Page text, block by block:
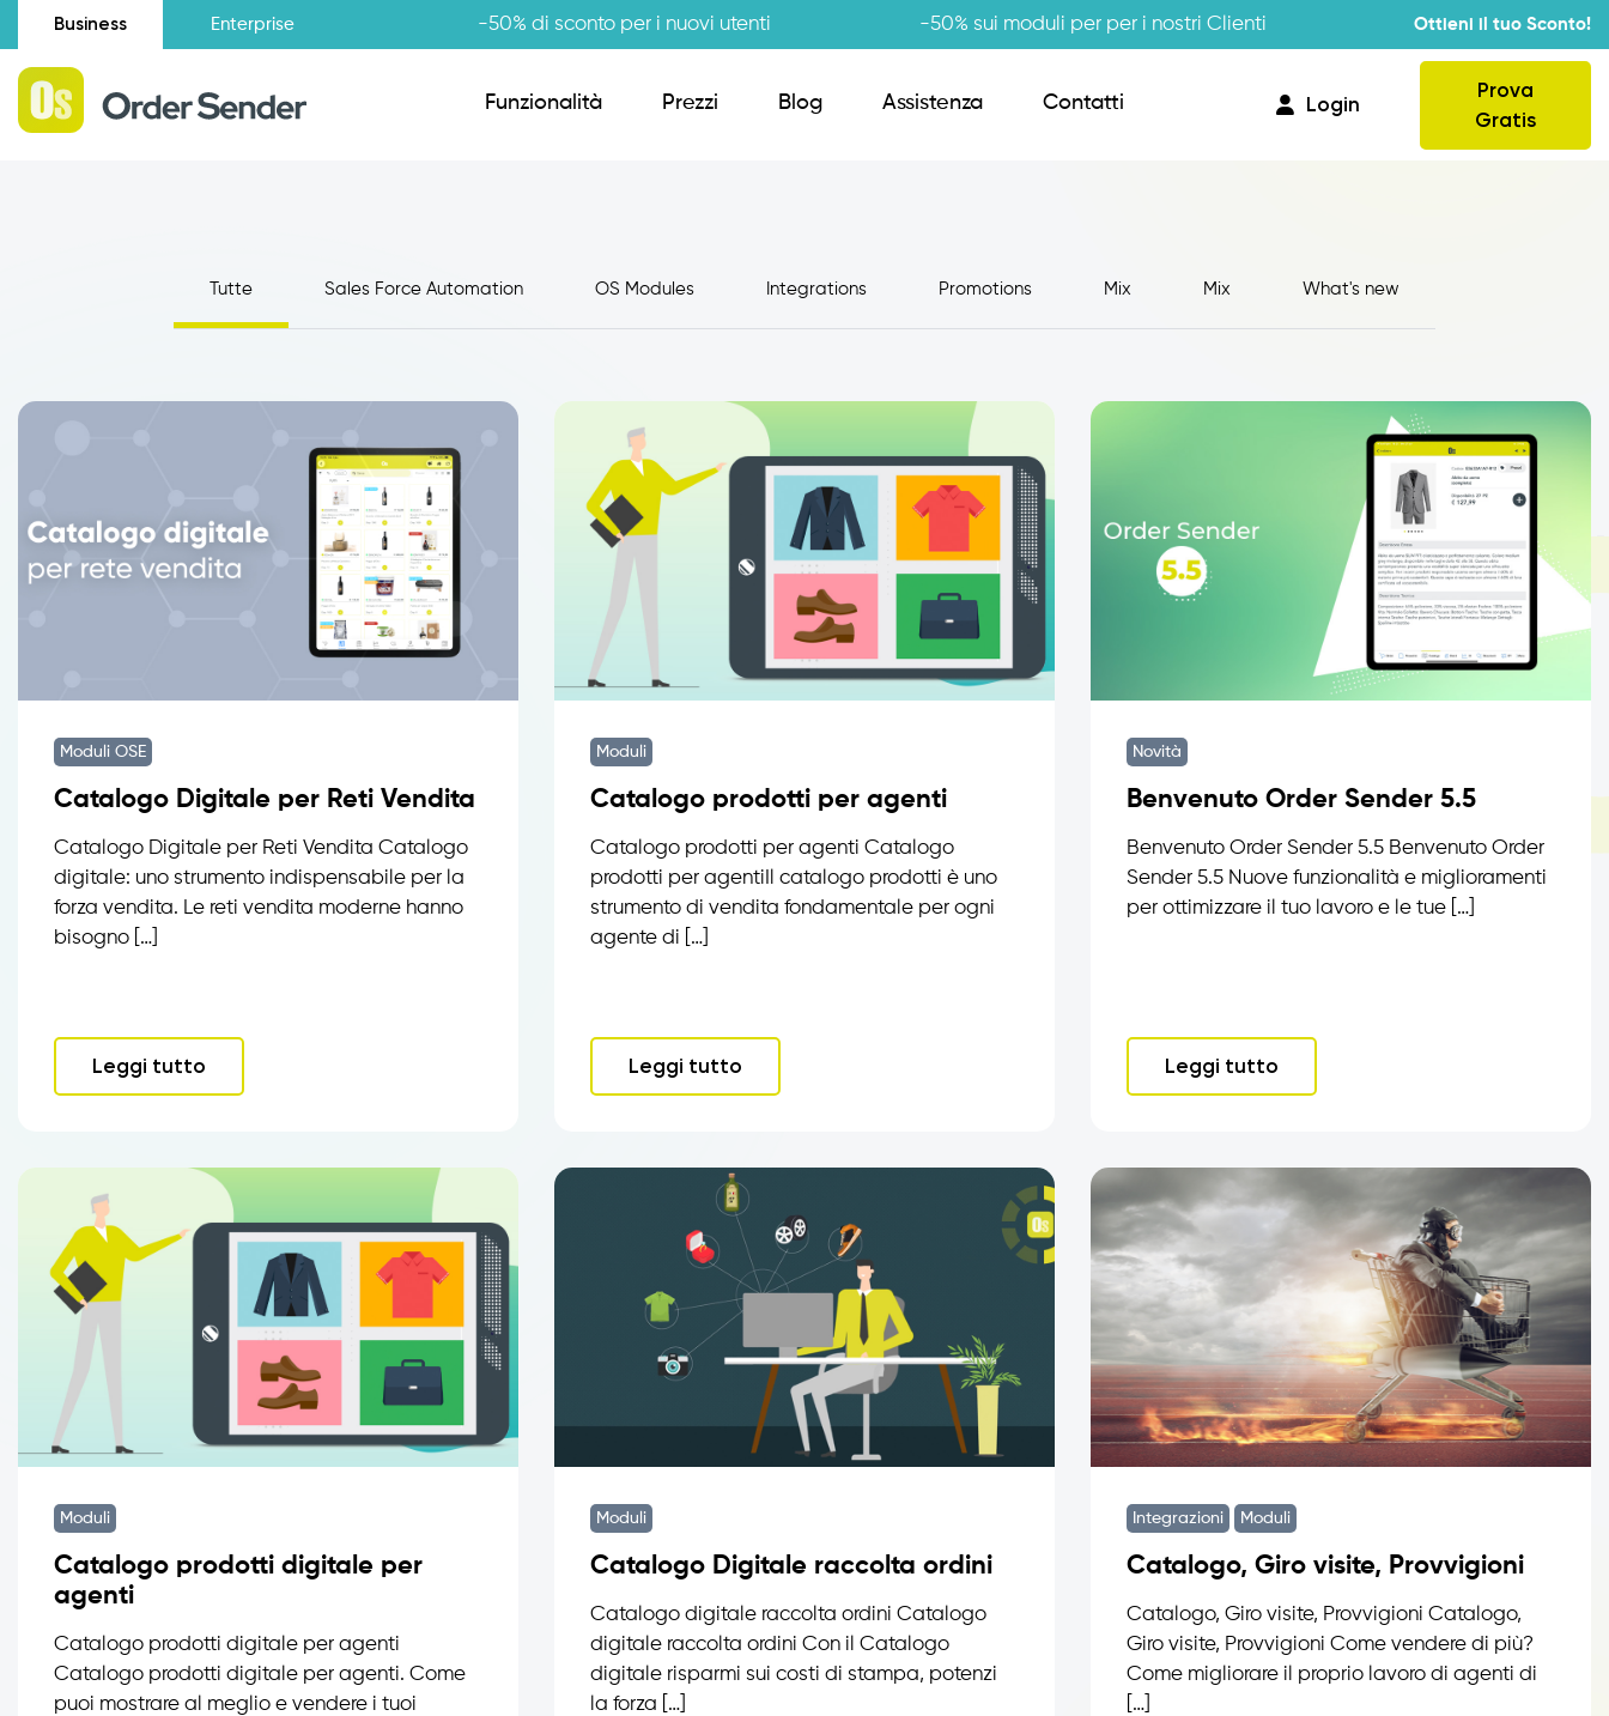
Business Enterprise -50% di sconto per i nuovi utenti -50% sui moduli per per i nostri Clienti Ottieni il tuo Sconto!
Funzionalità
Situazione amministrativa
Raccolta Ordini Agenti CRM Giro Visite
Anagrafiche Certificate
Provvigioni
Integrazione
Prezzi Blog Assistenza Contatti Login
Prova
Gratis
Tutte Sales Force Automation OS Modules Integrations Promotions Mix Mix What's new
Moduli OSE
Catalogo Digitale per Reti Vendita
Catalogo Digitale per Reti Vendita Catalogo
digitale: uno strumento indispensabile per la
forza vendita. Le reti vendita moderne hanno
bisogno […]
Leggi tutto
Moduli
Catalogo prodotti per agenti
Catalogo prodotti per agenti Catalogo
prodotti per agentiIl catalogo prodotti è uno
strumento di vendita fondamentale per ogni
agente di […]
Leggi tutto
Novità
Benvenuto Order Sender 5.5
Benvenuto Order Sender 5.5 Benvenuto Order
Sender 5.5 Nuove funzionalità e miglioramenti
per ottimizzare il tuo lavoro e le tue […]
Leggi tutto
Moduli
Catalogo prodotti digitale per
agenti
Catalogo prodotti digitale per agenti
Catalogo prodotti digitale per agenti. Come
puoi mostrare al meglio e vendere i tuoi
Moduli
Catalogo Digitale raccolta ordini
Catalogo digitale raccolta ordini Catalogo
digitale raccolta ordini Con il Catalogo
digitale risparmi sui costi di stampa, potenzi
la forza […]
Integrazioni Moduli
Catalogo, Giro visite, Provvigioni
Catalogo, Giro visite, Provvigioni Catalogo,
Giro visite, Provvigioni Come vendere di più?
Come migliorare il proprio lavoro di agenti di
[…]